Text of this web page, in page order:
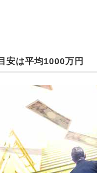
安は平均1000万円